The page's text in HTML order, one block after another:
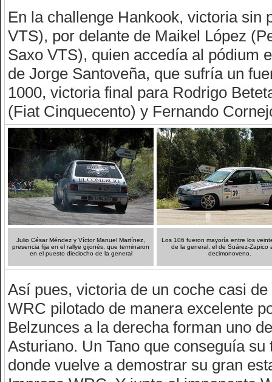
En la challenge Hankook, victoria sin
VTS), por delante de Maikel López
Saxo VTS), quien accedía al pódium
de Jorge Santoveña, que sufría un
1000, victoria final para Rodrigo
(Fiat Cinquecento) y Fernando
Julio César Méndez y Víctor Manuel Martínez,
presencia fija en el rallye gijonés, que terminaron
en el puesto dieciocho de la general
Los 106 fueron mayoría entre los
de la general, el de Suárez-Zapico
decimonoveno.
Así pues, victoria de un coche casi
WRC pilotado de manera excelente
Belzunces a la derecha forman uno
Asturiano. Un Tano que conseguía
donde vuelve a demostrar su gran